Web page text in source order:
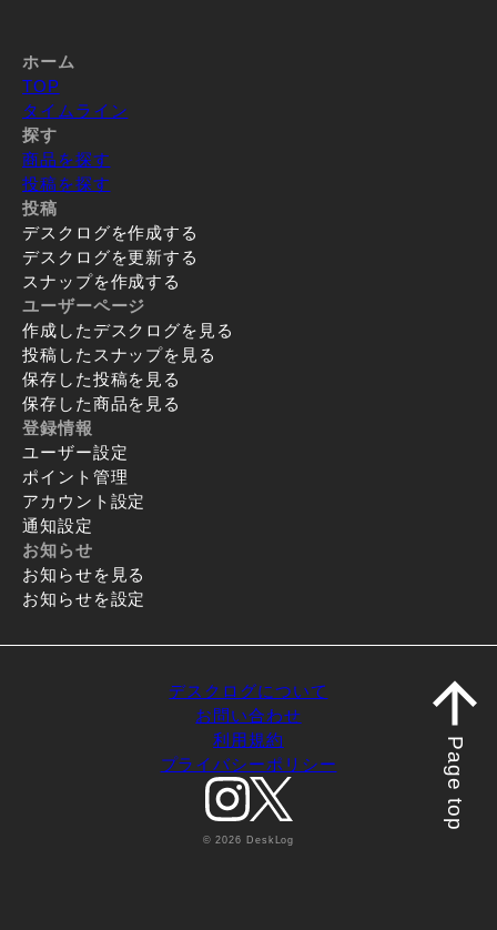
ホーム
TOP
タイムライン
探す
商品を探す
投稿を探す
投稿
デスクログを作成する
デスクログを更新する
スナップを作成する
ユーザーページ
作成したデスクログを見る
投稿したスナップを見る
保存した投稿を見る
保存した商品を見る
登録情報
ユーザー設定
ポイント管理
アカウント設定
通知設定
お知らせ
お知らせを見る
お知らせを設定
デスクログについて
お問い合わせ
利用規約
プライバシーポリシー
© 2026 DeskLog
Page top